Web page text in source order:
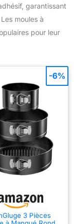
garantissant
moules à
pour leur
3 Pièces
-6%